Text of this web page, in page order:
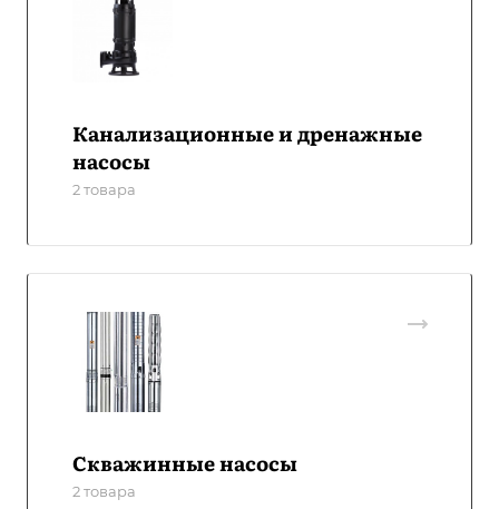
Канализационные и дренажные
насосы
2 товара
Скважинные насосы
2 товара